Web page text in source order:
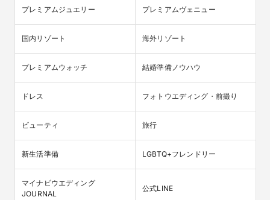
プレミアムジュエリー プレミアムヴェニュー
国内リゾート 海外リゾート
プレミアムウォッチ 結婚準備ノウハウ
ドレス フォトウエディング・前撮り
ビューティ 旅行
新生活準備 LGBTQ+フレンドリー
マイナビウエディング
JOURNAL
公式LINE